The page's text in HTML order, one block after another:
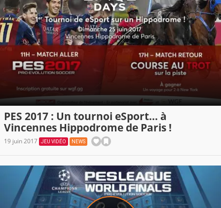
PES 2017 : Un tournoi eSport... à
Vincennes Hippodrome de Paris !
19 juin 2017 JEU VIDÉO NEWS